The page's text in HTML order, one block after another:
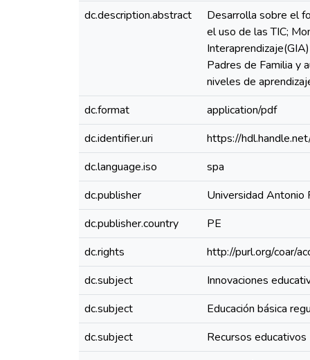
dc.description.abstract
Desarrolla sobre el
el uso de las TIC;
Padres de Familia y
niveles de
dc.format
application/pdf
dc.identifier.uri
https://
dc.language.iso
spa
dc.publisher
Universidad Antonio
dc.publisher.country
PE
dc.rights
http://purl.org/coar/
dc.subject
Innovaciones
dc.subject
Educación básica
dc.subject
Recursos educativos